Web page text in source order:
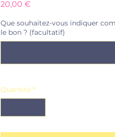
20,00 €
Que souhaitez-vous indiquer
le bon ? (facultatif)
Quantité *